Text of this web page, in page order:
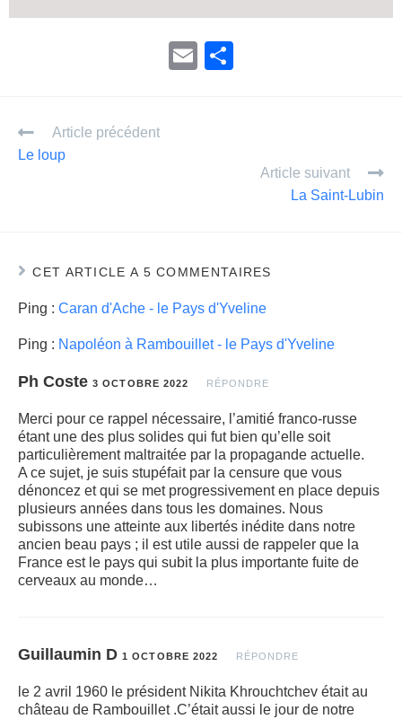
E
er
Article précédent
Le loup
Article suivant
La Saint-Lubin
CET ARTICLE A 5 COMMENTAIRES
Ping : Caran d'Ache - le Pays d'Yveline
Ping : Napoléon à Rambouillet - le Pays d'Yveline
Ph Coste 3 OCTOBRE 2022 RÉPONDRE
Merci pour ce rappel nécessaire, l’amitié franco-russe
étant une des plus solides qui fut bien qu’elle soit
particulièrement maltraitée par la propagande actuelle.
A ce sujet, je suis stupéfait par la censure que vous
dénoncez et qui se met progressivement en place depuis
plusieurs années dans tous les domaines. Nous
subissons une atteinte aux libertés inédite dans notre
ancien beau pays ; il est utile aussi de rappeler que la
France est le pays qui subit la plus importante fuite de
cerveaux au monde…
Guillaumin D 1 OCTOBRE 2022 RÉPONDRE
le 2 avril 1960 le président Nikita Khrouchtchev était au
château de Rambouillet .C’était aussi le jour de notre